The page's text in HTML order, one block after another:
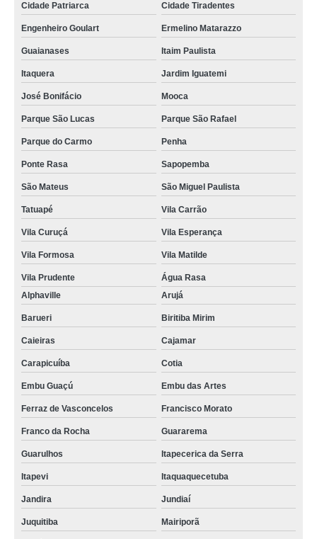
Cidade Patriarca Cidade Tiradentes
Engenheiro Goulart Ermelino Matarazzo
Guaianases Itaim Paulista
Itaquera Jardim Iguatemi
José Bonifácio Mooca
Parque São Lucas Parque São Rafael
Parque do Carmo Penha
Ponte Rasa Sapopemba
São Mateus São Miguel Paulista
Tatuapé Vila Carrão
Vila Curuçá Vila Esperança
Vila Formosa Vila Matilde
Vila Prudente
Água Rasa
Alphaville
Arujá
Barueri Biritiba Mirim
Caieiras Cajamar
Carapicuíba Cotia
Embu Guaçú Embu das Artes
Ferraz de Vasconcelos Francisco Morato
Franco da Rocha Guararema
Guarulhos Itapecerica da Serra
Itapevi Itaquaquecetuba
Jandira Jundiaí
Juquitiba Mairiporã